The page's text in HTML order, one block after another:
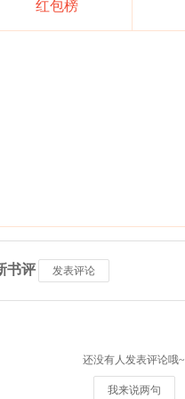
红包榜
书评 发表评论
还没有人发表评论哦~
我来说两句